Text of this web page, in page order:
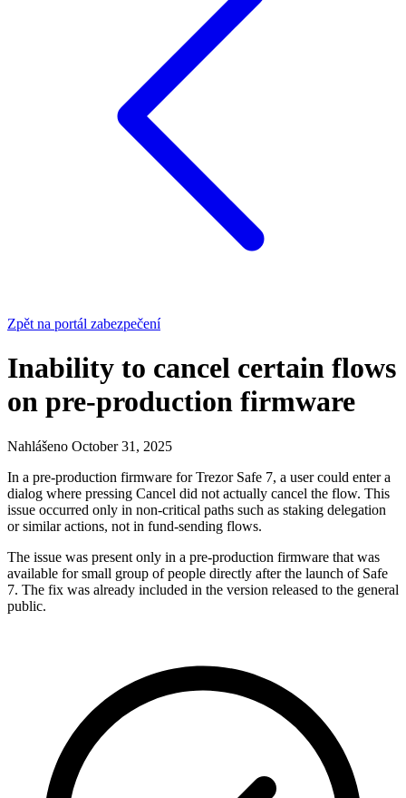
Zpět na portál zabezpečení
Inability to cancel certain flows
on pre-production firmware
Nahlášeno October 31, 2025
In a pre-production firmware for Trezor Safe 7, a user could enter a
dialog where pressing Cancel did not actually cancel the flow. This
issue occurred only in non-critical paths such as staking delegation
or similar actions, not in fund-sending flows.
The issue was present only in a pre-production firmware that was
available for small group of people directly after the launch of Safe
7. The fix was already included in the version released to the general
public.